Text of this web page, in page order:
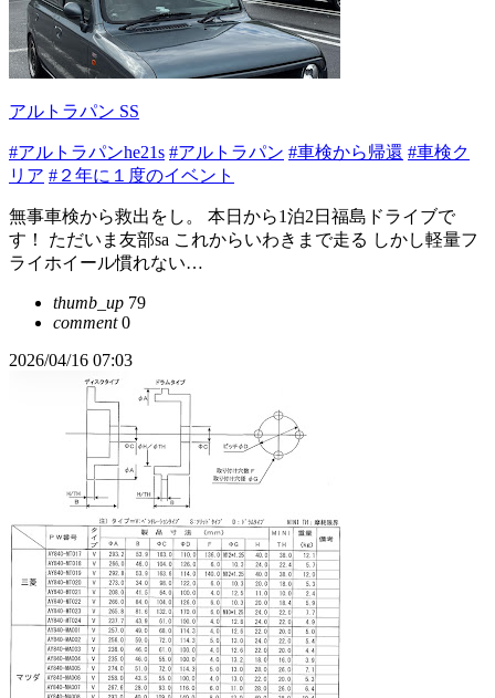
アルトラパン SS
#アルトラパンhe21s #アルトラパン #車検から帰還 #車検ク
リア #２年に１度のイベント
無事車検から救出をし。 本日から1泊2日福島ドライブで
す！ ただいま友部sa これからいわきまで走る しかし軽量フ
ライホイール慣れない…
thumb_up 79
comment0
2026/04/16 07:03